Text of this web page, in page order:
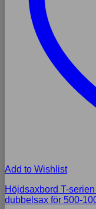
Add to Wishlist
Höjdsaxbord T-
dubbelsax för 500-